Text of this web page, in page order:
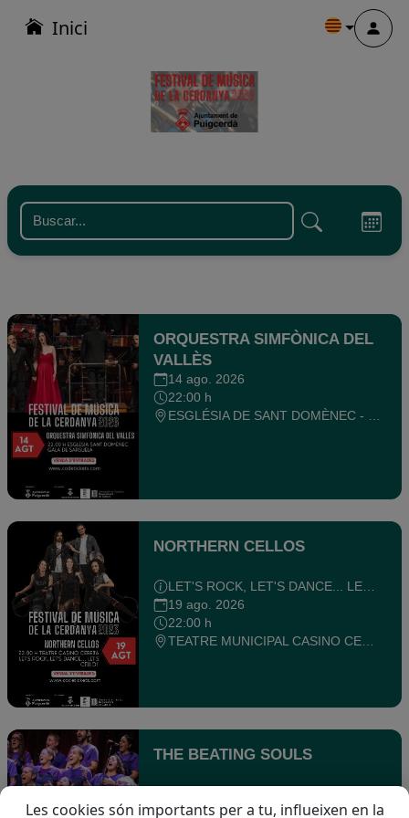
Inici
ONLINE
ORQUESTRA SIMFÒNICA DEL
VALLÈS
14 ago. 2026
22:00 h
NORTHERN CELLOS
LET'S ROCK, LET'S DANCE... LET'S CELLO!
19 ago. 2026
22:00 h
TEATRE MUNICIPAL CASINO CERETÀ DE PUIGCERDÀ - PUIGCERDA
THE BEATING SOULS
28 ago. 2026
Les cookies són importants per a tu, influeixen en la